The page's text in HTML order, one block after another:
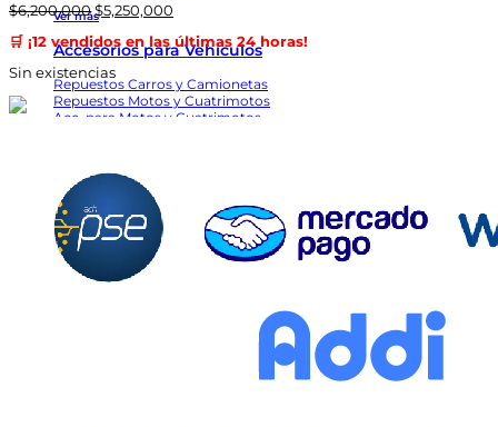
Ver más
Accesorios para Vehiculos
Repuestos Carros y Camionetas
Repuestos Motos y Cuatrimotos
Acc. para Motos y Cuatrimotos
Electrónica Audio y Video
Audio
Cables
Accesorios para TV
Video Beams y Pantallas
$6,200,000 El
precio
original
era:
$6,200,000.
$5,250,000
actual
es:
$5,250,000.
🛒 ¡12 vendidos en las últimas 24 horas!
Sin existencias